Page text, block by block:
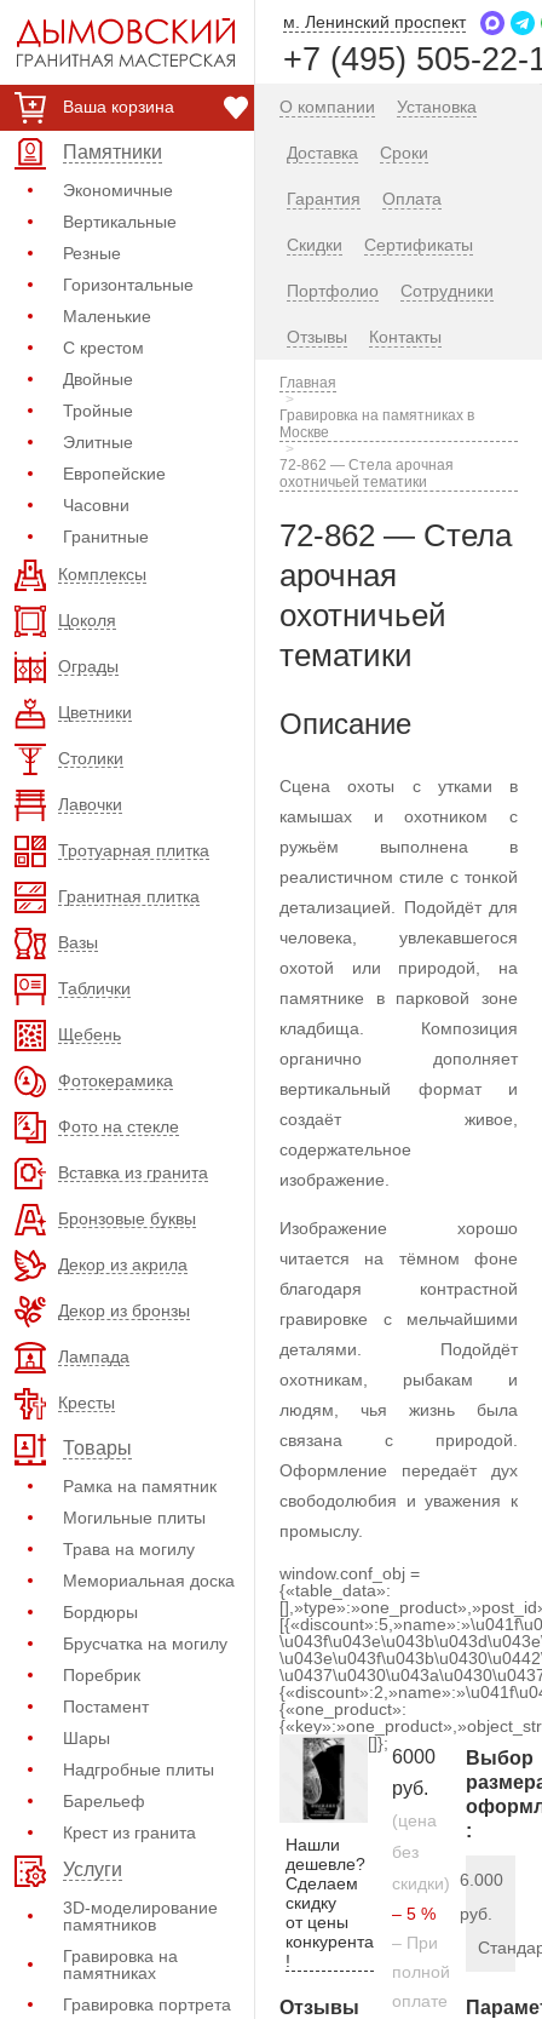
Ваша корзина
Памятники
Экономичные
Вертикальные
Резные
Горизонтальные
Маленькие
С крестом
Двойные
Тройные
Элитные
Европейские
Часовни
Гранитные
Комплексы
Цоколя
Ограды
Цветники
Столики
Лавочки
Тротуарная плитка
Гранитная плитка
Вазы
Таблички
Щебень
Фотокерамика
Фото на стекле
Вставка из гранита
Бронзовые буквы
Декор из акрила
Декор из бронзы
Лампада
Кресты
Товары
Рамка на памятник
Могильные плиты
Трава на могилу
Мемориальная доска
Бордюры
Брусчатка на могилу
Поребрик
Постамент
Шары
Надгробные плиты
Барельеф
Крест из гранита
Услуги
3D-моделирование
памятников
Гравировка на
памятниках
Гравировка портрета
м. Ленинский проспект
+7 (495) 505-22-
О компании Установка
Доставка Сроки
Гарантия Оплата
Скидки Сертификаты
Портфолио Сотрудники
Отзывы Контакты
Главная
Гравировка на памятниках в
Москве
72-862 — Стела арочная
охотничьей тематики
72-862 — Стела
арочная
охотничьей
тематики
Описание
Сцена охоты с утками в
камышах и охотником с
ружьём выполнена в
реалистичном стиле с тонкой
детализацией. Подойдёт для
человека, увлекавшегося
охотой или природой, на
памятнике в парковой зоне
кладбища. Композиция
органично дополняет
вертикальный формат и
создаёт живое,
содержательное
изображение.
Изображение хорошо
читается на тёмном фоне
благодаря контрастной
гравировке с мельчайшими
деталями. Подойдёт
охотникам, рыбакам и
людям, чья жизнь была
связана с природой.
Оформление передаёт дух
свободолюбия и уважения к
промыслу.
window.conf_obj =
{«table_data»:
{«one_product»:
[]};
Нашли
дешевле?
Сделаем
скидку
от цены
конкурента
!
Отзывы
6000
руб.
(цена
без
скидки)
– 5 %
– При
полной
оплате
Выбор
:
6.000
руб.